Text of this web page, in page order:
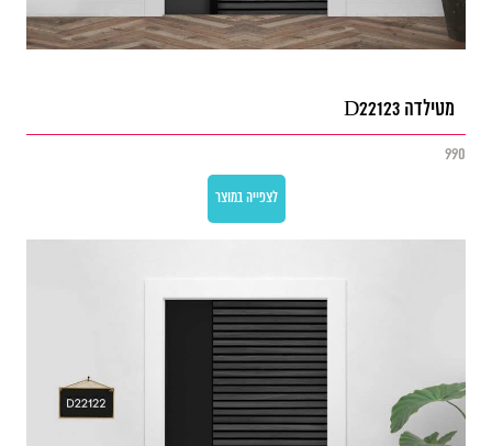
מטילדה D22123
990
לצפייה במוצר